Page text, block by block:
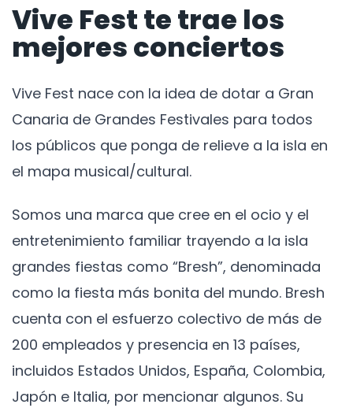
Vive Fest te trae los
mejores conciertos
Vive Fest nace con la idea de dotar a Gran
Canaria de Grandes Festivales para todos
los públicos que ponga de relieve a la isla en
el mapa musical/cultural.
Somos una marca que cree en el ocio y el
entretenimiento familiar trayendo a la isla
grandes fiestas como “Bresh”, denominada
como la fiesta más bonita del mundo. Bresh
cuenta con el esfuerzo colectivo de más de
200 empleados y presencia en 13 países,
incluidos Estados Unidos, España, Colombia,
Japón e Italia, por mencionar algunos. Su